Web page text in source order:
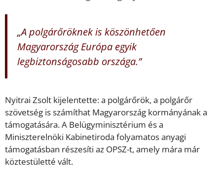
„A polgárőröknek is köszönhetően
Magyarország Európa egyik
legbiztonságosabb országa.”
Nyitrai Zsolt kijelentette: a polgárőrök, a polgárőr
szövetség is számíthat Magyarország kormányának a
támogatására. A Belügyminisztérium és a
Miniszterelnöki Kabinetiroda folyamatos anyagi
támogatásban részesíti az OPSZ-t, amely mára már
köztestületté vált.